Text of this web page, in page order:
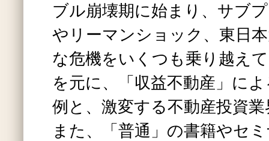
ブル崩壊期に始まり、サブ
やリーマンショック、東日
な危機をいくつも乗り越え
を元に、「収益不動産」に
例と、激変する不動産投資
また、「普通」の書籍やセ